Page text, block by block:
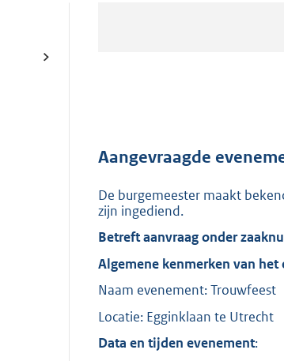
Aangevraagde
De burgemeester maakt
zijn ingediend.
Betreft aanvraag onder
Algemene kenmerken van het
Naam evenement: Trouwfeest
Locatie: Egginklaan te Utrecht
Data en tijden evenement: